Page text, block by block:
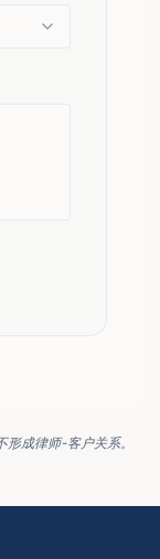
成律师-客户关系。